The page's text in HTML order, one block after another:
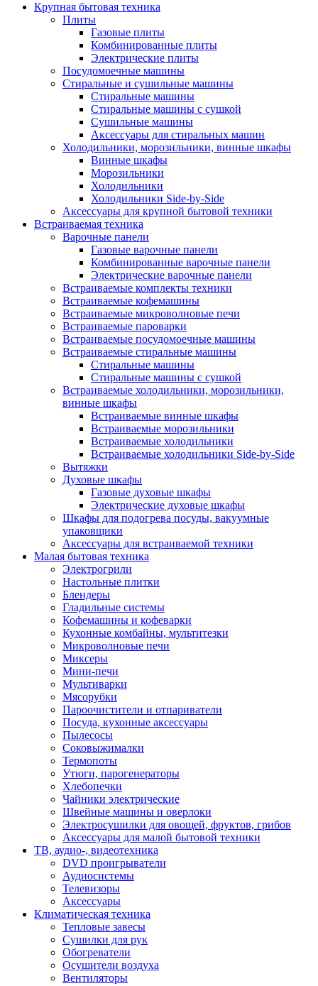
Крупная бытовая техника
Плиты
Газовые плиты
Комбинированные плиты
Электрические плиты
Посудомоечные машины
Стиральные и сушильные машины
Стиральные машины
Стиральные машины с сушкой
Сушильные машины
Аксессуары для стиральных машин
Холодильники, морозильники, винные шкафы
Винные шкафы
Морозильники
Холодильники
Холодильники Side-by-Side
Аксессуары для крупной бытовой техники
Встраиваемая техника
Варочные панели
Газовые варочные панели
Комбинированные варочные панели
Электрические варочные панели
Встраиваемые комплекты техники
Встраиваемые кофемашины
Встраиваемые микроволновые печи
Встраиваемые пароварки
Встраиваемые посудомоечные машины
Встраиваемые стиральные машины
Стиральные машины
Стиральные машины с сушкой
Встраиваемые холодильники, морозильники,
винные шкафы
Встраиваемые винные шкафы
Встраиваемые морозильники
Встраиваемые холодильники
Встраиваемые холодильники Side-by-Side
Вытяжки
Духовые шкафы
Газовые духовые шкафы
Электрические духовые шкафы
Шкафы для подогрева посуды, вакуумные
упаковщики
Аксессуары для встраиваемой техники
Малая бытовая техника
Электрогрили
Настольные плитки
Блендеры
Гладильные системы
Кофемашины и кофеварки
Кухонные комбайны, мультитезки
Микроволновые печи
Миксеры
Мини-печи
Мультиварки
Мясорубки
Пароочистители и отпариватели
Посуда, кухонные аксессуары
Пылесосы
Соковыжималки
Термопоты
Утюги, парогенераторы
Хлебопечки
Чайники электрические
Швейные машины и оверлоки
Электросушилки для овощей, фруктов, грибов
Аксессуары для малой бытовой техники
ТВ, аудио-, видеотехника
DVD проигрыватели
Аудиосистемы
Телевизоры
Аксессуары
Климатическая техника
Тепловые завесы
Сушилки для рук
Обогреватели
Осушители воздуха
Вентиляторы